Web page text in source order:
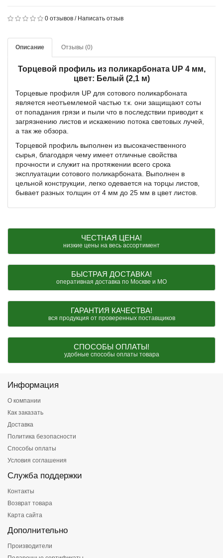
0 отзывов / Написать отзыв
Описание Отзывы (0)
Торцевой профиль из поликарбоната UP 4 мм,
цвет: Белый (2,1 м)
Торцевые профиля UP для сотового поликарбоната
является неотъемлемой частью т.к. они защищают соты
от попадания грязи и пыли что в последствии приводит к
загрязнению листов и искажению потока световых лучей,
а так же обзора.
Торцевой профиль выполнен из высокачественного
сырья, благодаря чему имеет отличные свойства
прочности и служит на протяжении всего срока
эксплуатации сотового поликарбоната. Выполнен в
цельной конструкции, легко одевается на торцы листов,
бывает разных толщин от 4 мм до 25 мм в цвет листов.
ЧЕСТНАЯ ЦЕНА!
низкие цены на весь ассортимент
БЫСТРАЯ ДОСТАВКА!
оперативная доставка по Москве и МО
ГАРАНТИЯ КАЧЕСТВА!
вся продукция от проверенных поставщиков
СПОСОБЫ ОПЛАТЫ!
удобные способы оплаты товара
Информация
О компании
Как заказать
Доставка
Политика безопасности
Способы оплаты
Условия соглашения
Служба поддержки
Контакты
Возврат товара
Карта сайта
Дополнительно
Производители